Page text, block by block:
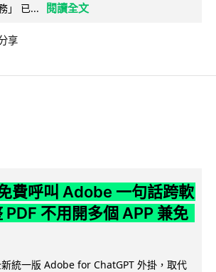
」 已...
閱讀全文
享
費呼叫 Adobe 一句話跨軟
PDF 不用開多個 APP 兼免
統一版 Adobe for ChatGPT 外掛，取代